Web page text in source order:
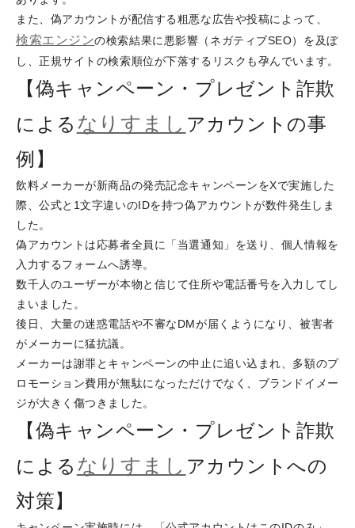
また、偽アカウントが配信する粗悪な広告や投稿によって、
検索エンジンの検索結果に悪影響（ネガティブSEO）を及ぼ
し、正規サイトの検索順位が下落するリスクも孕んでいます。
【偽キャンペーン・プレゼント詐欺
による なりすまし アカウントの事
例】
飲料メーカーが新商品の発売記念キャンペーンをXで実施した
際、公式と1文字違いのIDを持つ偽アカウントが数件発生しま
した。
偽アカウントは応募者全員に「当選通知」を送り、個人情報を
入力するフォームへ誘導。
数千人のユーザーが本物と信じて住所や電話番号を入力してし
まいました。
後日、大量の迷惑電話や不審なDMが届くようになり、被害者
がメーカーに猛抗議。
メーカーは謝罪とキャンペーンの中止に追い込まれ、多額のプ
ロモーション費用が無駄になっただけでなく、ブランドイメー
ジが大きく傷つきました。
【偽キャンペーン・プレゼント詐欺
による なりすまし アカウントへの
対策】